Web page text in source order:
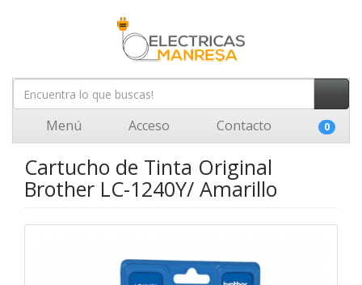
Menú Acceso Contacto 0
Cartucho de Tinta Original
Brother LC-1240Y/ Amarillo